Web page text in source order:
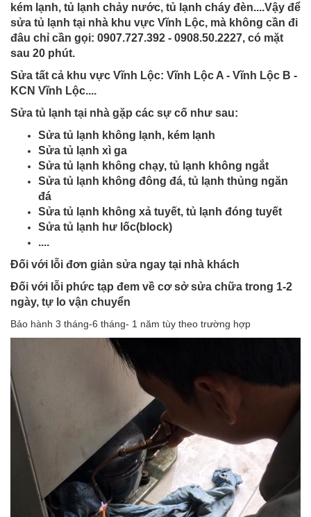
kém lạnh, tủ lạnh chảy nước, tủ lạnh cháy đèn....Vậy để
sửa tủ lạnh tại nhà khu vực Vĩnh Lộc, mà không cần đi
đâu chỉ cần gọi: 0907.727.392 - 0908.50.2227, có mặt
sau 20 phút.
Sửa tất cả khu vực Vĩnh Lộc: Vĩnh Lộc A - Vĩnh Lộc B -
KCN Vĩnh Lộc....
Sửa tủ lạnh tại nhà gặp các sự cố như sau:
Sửa tủ lạnh không lạnh, kém lạnh
Sửa tủ lạnh xì ga
Sửa tủ lạnh không chạy, tủ lạnh không ngắt
Sửa tủ lạnh không đông đá, tủ lạnh thủng ngăn
đá
Sửa tủ lạnh không xả tuyết, tủ lạnh đóng tuyết
Sửa tủ lạnh hư lốc(block)
....
Đối với lỗi đơn giản sửa ngay tại nhà khách
Đối với lỗi phức tạp đem về cơ sở sửa chữa trong 1-2
ngày, tự lo vận chuyển
Bảo hành 3 tháng-6 tháng- 1 năm tùy theo trường hợp